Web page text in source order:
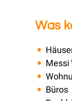
Was
Messi
Büros